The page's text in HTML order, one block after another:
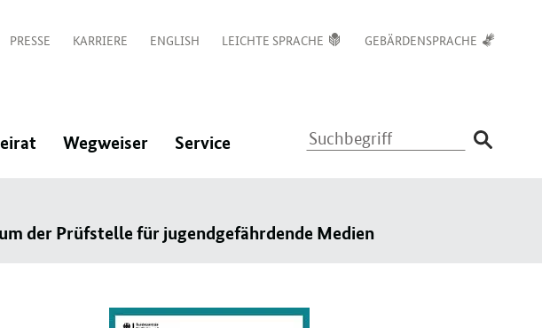
PRESSE KARRIERE ENGLISH LEICHTE SPRACHE GEBÄRDENSPRACHE
schließen
Wegweiser:
Service Suchbegriff
der Prüfstelle für jugendgefährdende Medien